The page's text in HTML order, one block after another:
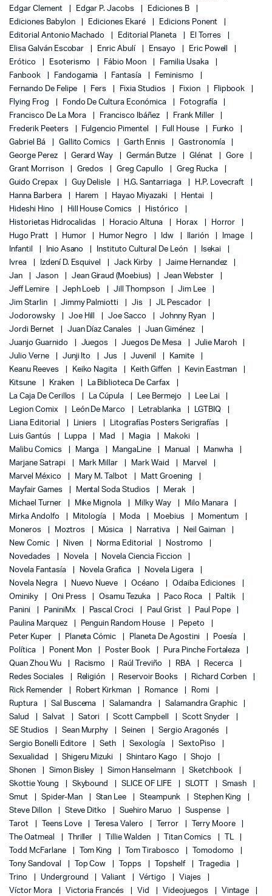
Edgar Clement
Edgar P. Jacobs
Ediciones B
Ediciones Babylon
Ediciones Ekaré
Edicions Ponent
Editorial Antonio Machado
Editorial Planeta
El Torres
Elisa Galván Escobar
Enric Abulí Ensayo
Eric Powell
Erótico
Esoterismo Fábio Moon
Familia Usaka
Fanbook
Fandogamia Fantasía
Feminismo
Fernando De Felipe
Fers Fixia Studios Fixion
Flipbook
Flying Frog
Fondo De Cultura Económica
Fotografía
Francisco De La Mora
Francisco Ibáñez
Frank Miller
Frederik Peeters
Fulgencio Pimentel Full House
Funko
Gabriel Bá
Gallito Comics Garth Ennis
Gastronomía
George Perez
Gerard Way Germán Butze Glénat
Gore
Grant Morrison
Gredos Greg Capullo
Greg Rucka
Guido Crepax
Guy Delisle H.G. Santarriaga
H.P. Lovecraft
Hanna Barbera
Harem Hayao Miyazaki
Hentai
Hideshi Hino
Hill House Comics
Histórico
Historietas Hidrocalidas
Horacio Altuna Horax
Horror
Hugo Pratt
Humor Humor Negro Idw Ilarión
Image
Infantil
Inio Asano Instituto Cultural De León
Isekai
Ivrea
Izdení D. Esquivel Jack Kirby
Jaime Hernandez
Jan
Jason Jean Giraud (Moebius)
Jean Webster
Jeff Lemire
Jeph Loeb Jill Thompson
Jim Lee
Jim Starlin
Jimmy Palmiotti Jis
JL Pescador
Jodorowsky
Joe Hill Joe Sacco
Johnny Ryan
Jordi Bernet
Juan Díaz Canales
Juan Giménez
Juanjo Guarnido
Juegos Juegos De Mesa
Julie Maroh
Julio Verne
Junji Ito Jus Juvenil
Kamite
Keanu Reeves
Keiko Nagita Keith Giffen
Kevin Eastman
Kitsune
Kraken
La Biblioteca De Carfax
La Caja De Cerillos
La Cúpula Lee Bermejo
Lee Lai
Legion Comix
León De Marco Letrablanka
LGTBIQ
Liana Editorial
Liniers
Litografías Posters Serigrafías
Luis Gantús
Luppa Mad Magia
Makoki
Malibu Comics
Manga MangaLine Manual
Manwha
Marjane Satrapi
Mark Millar Mark Waid
Marvel
Marvel México
Mary M. Talbot
Matt Groening
Mayfair Games
Mental Soda Studios
Merak
Michael Turner
Mike Mignola Milky Way
Milo Manara
Mirka Andolfo
Mitología Moda Moebius
Momentum
Moneros
Moztros Música Narrativa
Neil Gaiman
New Comic
Niven Norma Editorial
Nostromo
Novedades
Novela
Novela Ciencia Ficcion
Novela Fantasía
Novela Grafica
Novela Ligera
Novela Negra
Nuevo Nueve Océano
Odaiba Ediciones
Ominiky
Oni Press Osamu Tezuka Paco Roca
Paltik
Panini
PaniniMx Pascal Croci Paul Grist
Paul Pope
Paulina Marquez
Penguin Random House
Pepeto
Peter Kuper
Planeta Cómic Planeta De Agostini
Poesía
Política
Ponent Mon Poster Book
Pura Pinche Fortaleza
Quan Zhou Wu
Racismo Raúl Treviño RBA
Recerca
Redes Sociales
Religión Reservoir Books
Richard Corben
Rick Remender
Robert Kirkman Romance
Romi
Ruptura
Sal Buscema Salamandra
Salamandra Graphic
Salud
Salvat Satori Scott Campbell
Scott Snyder
SE Studios
Sean Murphy Seinen
Sergio Aragonés
Sergio Bonelli Editore
Seth Sexología
SextoPiso
Sexualidad
Shigeru Mizuki Shintaro Kago
Shojo
Shonen
Simon Bisley Simon Hanselmann
Sketchbook
Skottie Young
Skybound SLICE OF LIFE SLOTT
Smash
Smut
Spider-Man Stan Lee Steampunk
Stephen King
Steve Dillon
Steve Ditko Suehiro Maruo
Suspense
Tarot
Teens Love Teresa Valero Terror
Terry Moore
The Oatmeal
Thriller Tillie Walden Titan Comics
TL
Todd McFarlane
Tom King Tom Tirabosco
Tomodomo
Tony Sandoval
Top Cow Topps Topshelf
Tragedia
Trino
Underground Valiant Vértigo
Viajes
Víctor Mora
Victoria Francés Vid Videojuegos Vintage